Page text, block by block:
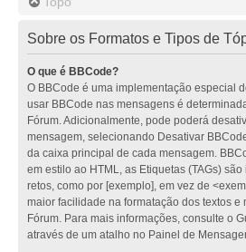
Sobre os Formatos e Tipos de
O que é BBCode?
O BBCode é uma implementação especial
usar BBCode nas mensagens é
Fórum. Adicionalmente, pode poderá
mensagem, selecionando Desativar
da caixa principal de cada mensagem.
em estilo ao HTML, as Etiquetas (TAGs)
retos, como por [exemplo], em vez de
maior facilidade na formatação dos textos e
Fórum. Para mais informações, consulte o
através de um atalho no Painel de